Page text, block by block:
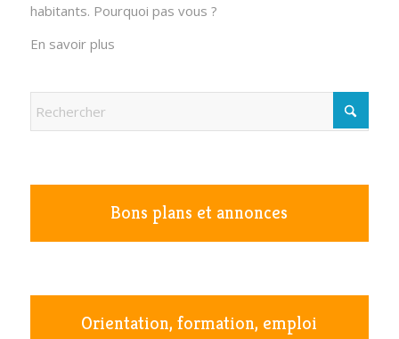
habitants. Pourquoi pas vous ?
En savoir plus
Bons plans et annonces
Orientation, formation, emploi